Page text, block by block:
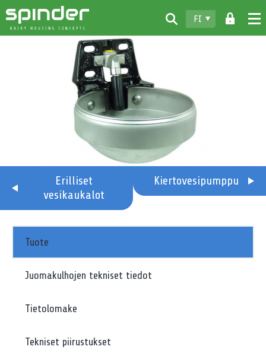
FI
Home
Tuotteet
Lataukset
Spinder
Jälleenmyyjät
Ota yhteyttä
Tuote
Juomakulhojen tekniset tiedot
Tietolomake
Tekniset piirustukset
Erilliset
vesikaukalot
Kiertovesipumppu